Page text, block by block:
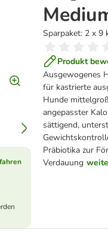
Sparpaket: 2 x 9
Produkt
Ausgewogenes
für kastrierte
Hunde
angepasster
sättigend,
Präbiotika zur
Verdauung